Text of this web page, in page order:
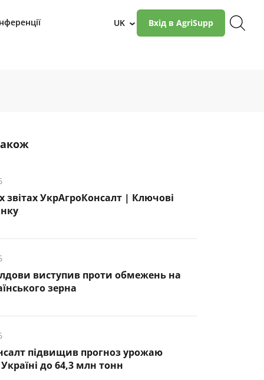
UK › Вхід в AgriSupp
звітах УкрАгроКонсалт | Ключові
виступив проти обмежень на
зерна
підвищив прогноз урожаю
до 64,3 млн тонн